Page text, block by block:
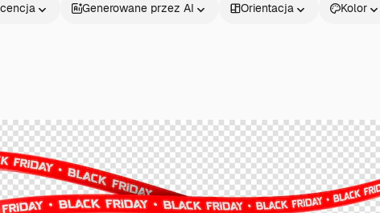
Generowane przez AI Orientacja Kolor
Produkty Zacznij